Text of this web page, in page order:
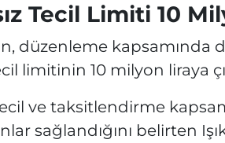
Tecil Limiti 10
düzenleme kapsamında
limitinin 10 milyon liraya
ve taksitlendirme
sağlandığını belirten